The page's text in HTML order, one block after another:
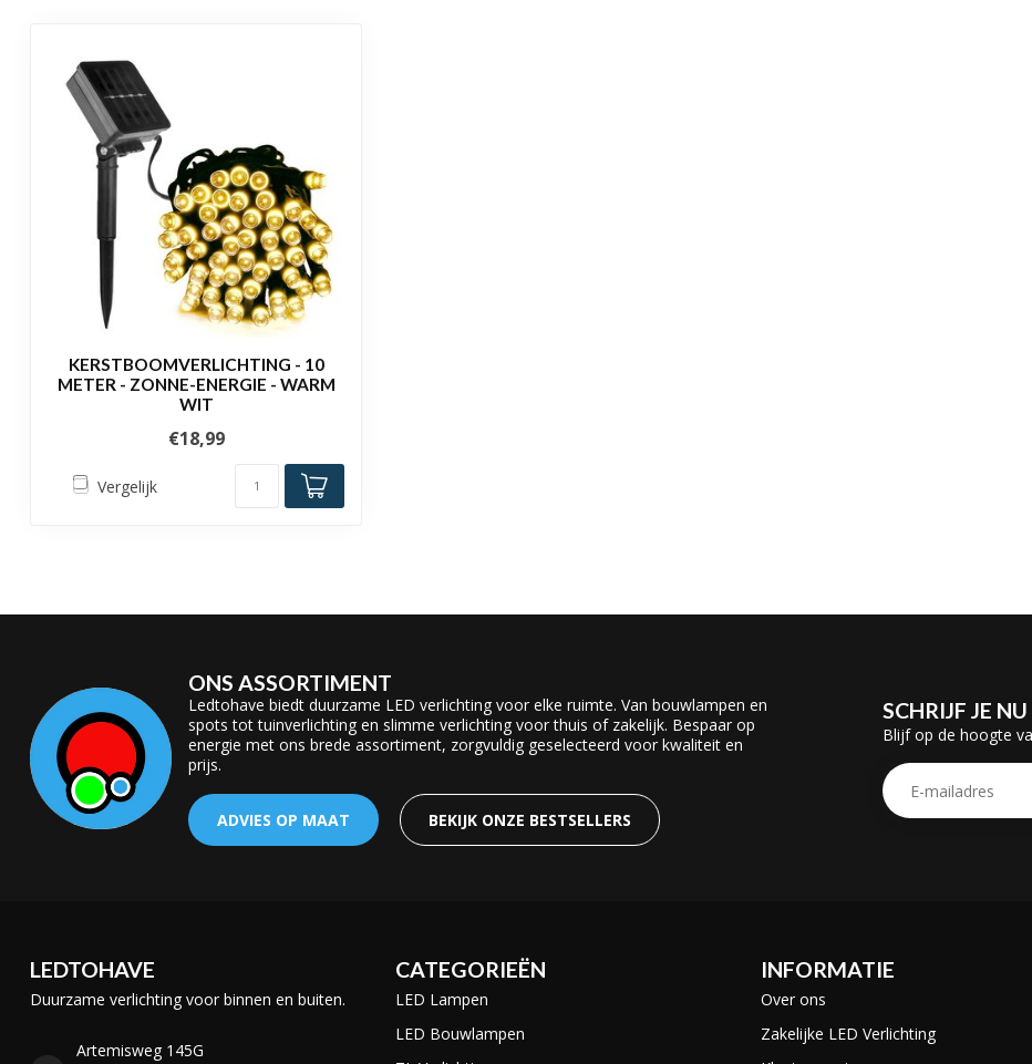
Certificering
KERSTBOOMVERLICHTING - 10
METER - ZONNE-ENERGIE - WARM
WIT
€18,99
Vergelijk
ONS ASSORTIMENT
Ledtohave biedt duurzame LED verlichting voor elke ruimte. Van bouwlampen en
spots tot tuinverlichting en slimme verlichting voor thuis of zakelijk. Bespaar op
energie met ons brede assortiment, zorgvuldig geselecteerd voor kwaliteit en
prijs.
ADVIES OP MAAT BEKIJK ONZE BESTSELLERS
SCHRIJF JE
Blijf op de hoogte
LEDTOHAVE
Duurzame verlichting voor binnen en buiten.
Artemisweg 145G
CATEGORIEËN
LED Lampen
LED Bouwlampen
INFORMATIE
Over ons
Zakelijke LED Verlichting